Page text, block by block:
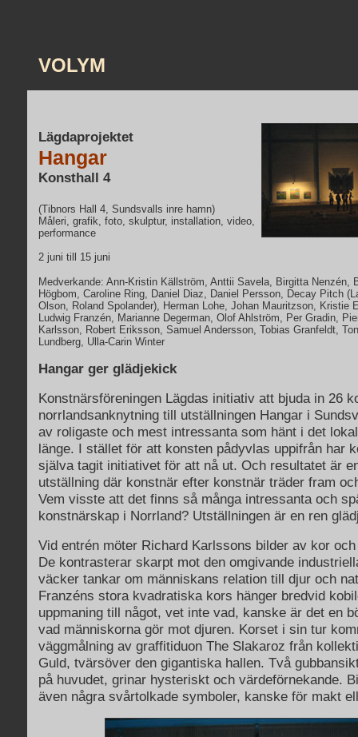
VOLYM
Lägdaprojektet
Hangar
Konsthall 4
(Tibnors Hall 4, Sundsvalls inre hamn)
Måleri, grafik, foto, skulptur, installation, video,
performance
2 juni till 15 juni
Medverkande: Ann-Kristin Källström, Anttii Savela, Birgitta Nenzén,
Högbom, Caroline Ring, Daniel Diaz, Daniel Persson, Decay Pitch
Olson, Roland Spolander), Herman Lohe, Johan Mauritzson, Kristie
Ludwig Franzén, Marianne Degerman, Olof Ahlström, Per Gradin,
Karlsson, Robert Eriksson, Samuel Andersson, Tobias Granfeldt,
Lundberg, Ulla-Carin Winter
Hangar ger glädjekick
Konstnärsföreningen Lägdas initiativ att bjuda in 26
norrlandsanknytning till utställningen Hangar i
av roligaste och mest intressanta som hänt i det
länge. I stället för att konsten pådyvlas uppifrån har
själva tagit initiativet för att nå ut. Och resultatet är
utställning där konstnär efter konstnär träder fram
Vem visste att det finns så många intressanta och
konstnärskap i Norrland? Utställningen är en ren
Vid entrén möter Richard Karlssons bilder av kor
De kontrasterar skarpt mot den omgivande
väcker tankar om människans relation till djur och
Franzéns stora kvadratiska kors hänger bredvid
uppmaning till något, vet inte vad, kanske är det en
vad människorna gör mot djuren. Korset i sin tur
väggmålning av graffitiduon The Slakaroz från
Guld, tvärsöver den gigantiska hallen. Två
på huvudet, grinar hysteriskt och värdeförnekande.
även några svårtolkade symboler, kanske för makt